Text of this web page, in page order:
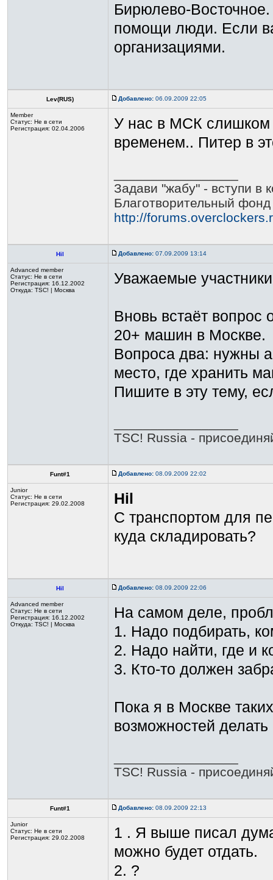
Бирюлево-
помощи люди. Если
организациями.
Lev(RUS) Добавлено: 06.09.2009 22:05
Member
Статус: Не в сети
Регистрация: 02.04.2006
У нас в МСК слишком
временем.. Питер в
Задави "жабу" - вступи в
Благотворительный
http://
Hil Добавлено: 07.09.2009 13:14
Advanced member
Статус: Не в сети
Регистрация: 16.12.2002
Откуда: TSC! | Москва
Уважаемые
Вновь встаёт вопрос
20+ машин в Москве.
Вопроса два: нужны
место, где хранить
Пишите в эту тему,
TSC! Russia -
Funt#1 Добавлено: 08.09.2009 22:02
Junior
Статус: Не в сети
Регистрация: 29.02.2008
Hil
C транспортом для
куда складировать?
Hil Добавлено: 08.09.2009 22:06
Advanced member
Статус: Не в сети
Регистрация: 16.12.2002
Откуда: TSC! | Москва
На самом деле,
1. Надо подбирать,
2. Надо найти, где и
3. Кто-то должен
Пока я в Москве
возможностей делать
TSC! Russia -
Funt#1 Добавлено: 08.09.2009 22:13
Junior
Статус: Не в сети
Регистрация: 29.02.2008
1 . Я выше писал
можно будет отдать.
2. ?